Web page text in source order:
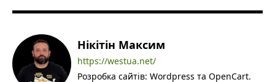
Нікітін Максим
https://westua.net/
Розробка сайтів: Wordpress та OpenCart.